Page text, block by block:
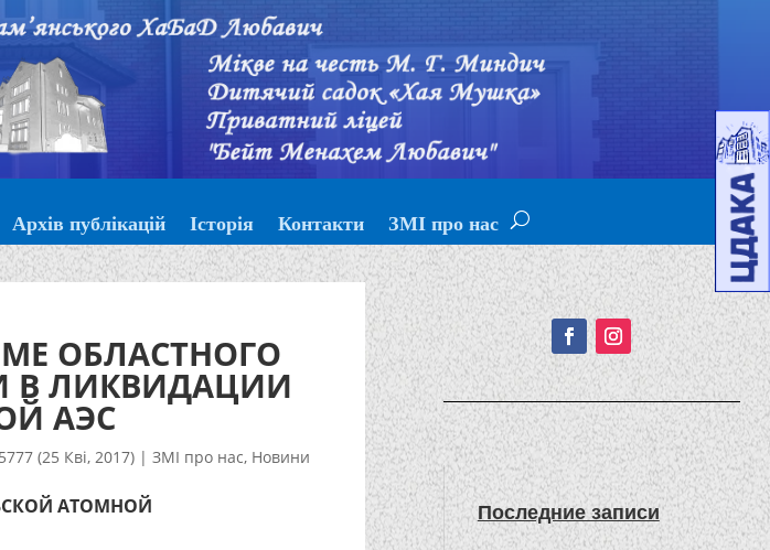
Архів публікацій Історія Контакти ЗМІ про нас
ОБЛАСТНОГО
В ЛИКВИДАЦИИ
АЭС
(25 Кві, 2017)| ЗМІ про нас, Новини
АТОМНОЙ
Подписывайтесь!
Последние записи